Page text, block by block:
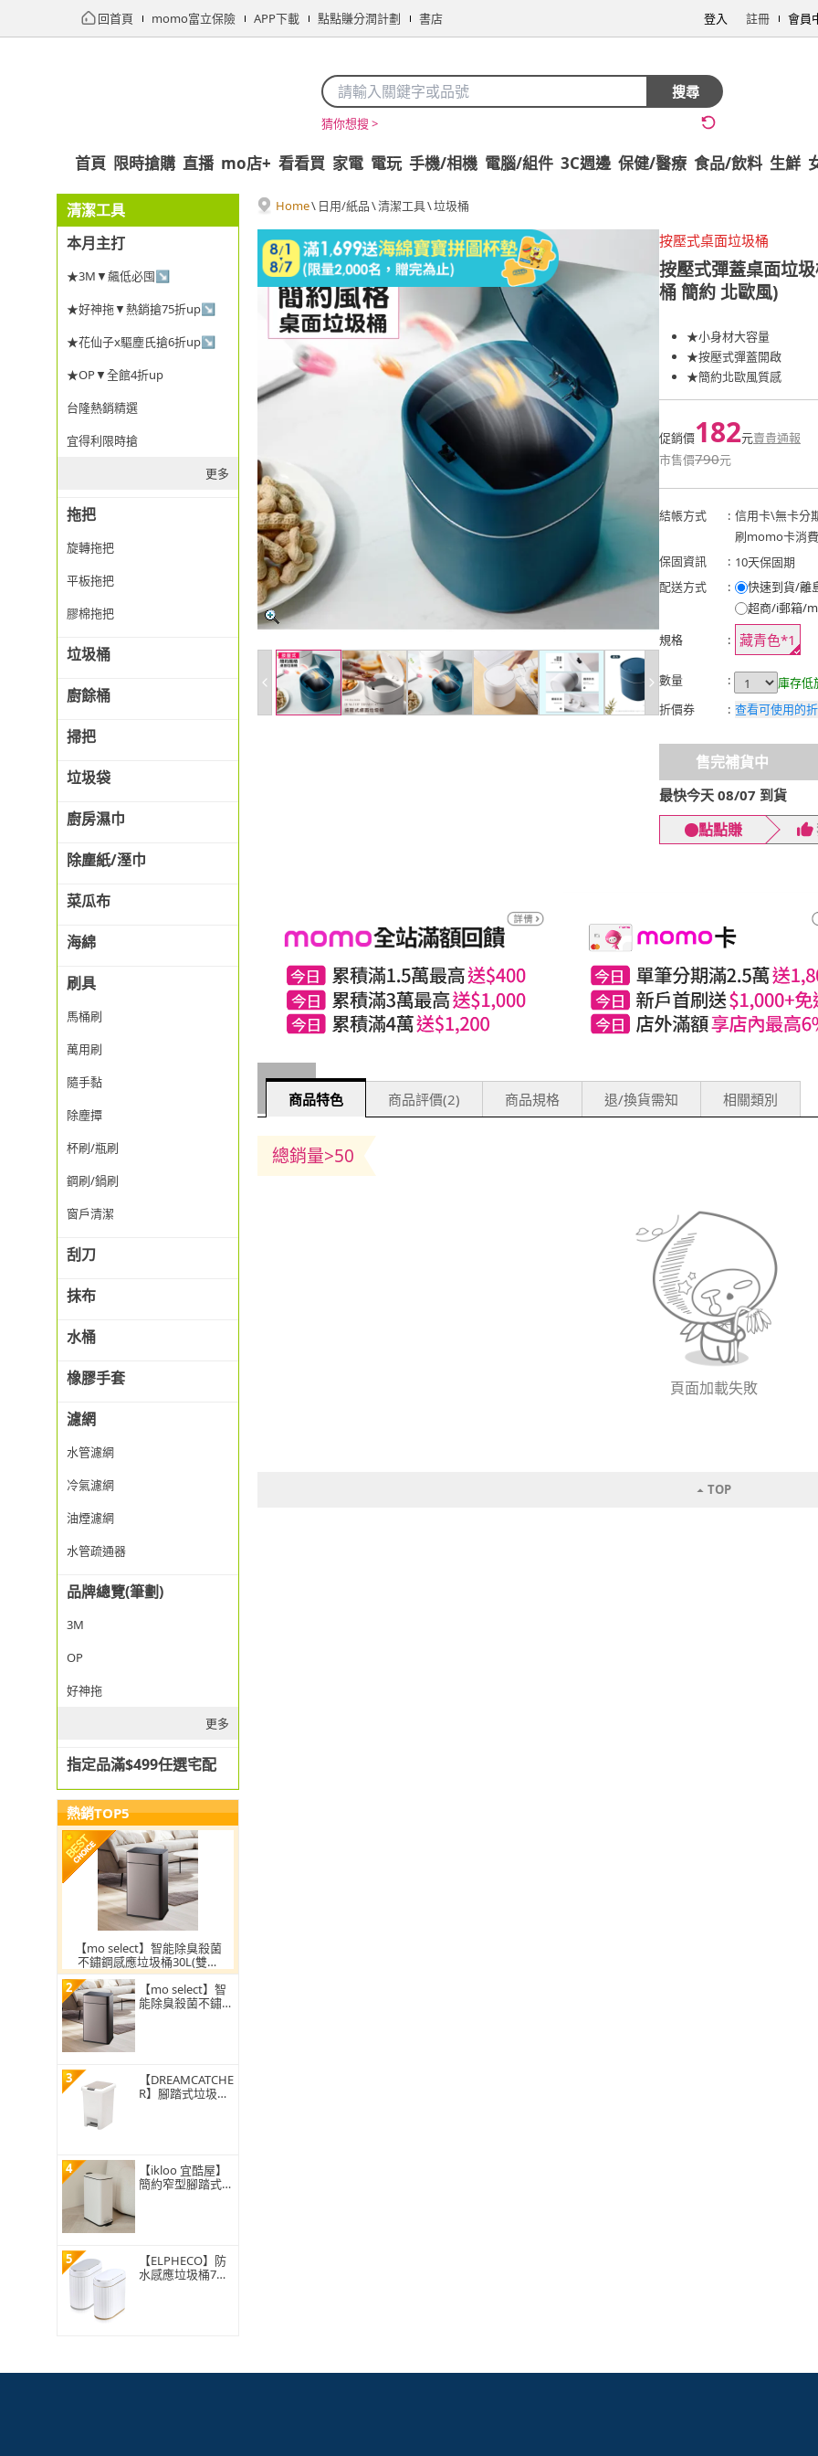
回首頁 momo富立保險 APP下載 點點賺分潤計劃 書店 登入 註冊 會員
搜尋
猜你想搜 >
首頁 限時搶購 直播 mo店+ 看看買 家電 電玩 手機/相機 電腦/組件 3C週邊 保健/醫療 食品/飲料 生鮮
清潔工具
本月主打
★3M▼飆低必囤↘
★好神拖▼熱銷搶75折up↘
★花仙子x驅塵氏搶6折up↘
★OP▼全館4折up
台隆熱銷精選
宜得利限時搶
更多
拖把
旋轉拖把
平板拖把
膠棉拖把
垃圾桶
廚餘桶
掃把
垃圾袋
廚房濕巾
除塵紙/溼巾
菜瓜布
海綿
刷具
馬桶刷
萬用刷
隨手黏
除塵撢
杯刷/瓶刷
鋼刷/鍋刷
窗戶清潔
刮刀
抹布
水桶
橡膠手套
濾網
水管濾網
冷氣濾網
油煙濾網
水管疏通器
品牌總覽(筆劃)
3M
OP
好神拖
更多
指定品滿$499任選宅配
熱銷TOP5
【mo select】智能除臭殺菌
不鏽鋼感應垃圾桶30L(雙開
蓋/大容量/附充電電池/mo選)
2
【mo select】智
能除臭殺菌不鏽鋼
3
【DREAMCATCHE
R】腳踏式垃圾桶
4
【ikloo 宜酷屋】
簡約窄型腳踏式垃
5
【ELPHECO】防
水感應垃圾桶7公
Home\ 日用/紙品\清潔工具\垃圾桶
按壓式桌面垃圾桶
按壓式彈蓋桌面垃
桶 簡約 北歐風)
★小身材大容量
★按壓式彈蓋開啟
★簡約北歐風質感
促銷價182元賣貴通報
市售價790元
結帳方式 : 信用卡\無卡分
刷momo卡消
保固資訊
: 10天保固期
配送方式
:
快速到貨/離
超商/i郵箱/
規格
: 藏青色*1
數量 :
庫存低
折價券
: 查看可使用的
售完補貨中
最快今天 08/07 到貨
點點賺
商品特色 商品評價(2) 商品規格 退/換貨需知 相關類別
總銷量>50
頁面加載失敗
TOP